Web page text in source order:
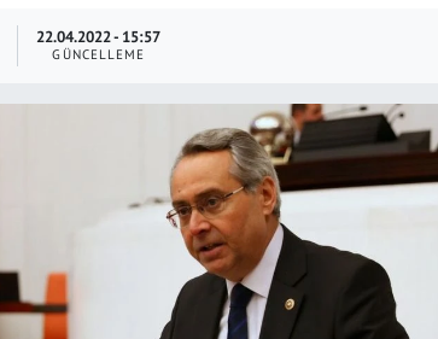
22.04.2022 - 15:57
GÜNCELLEME